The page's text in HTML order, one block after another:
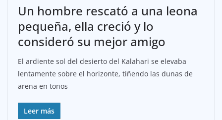
Un hombre rescató a una leona
pequeña, ella creció y lo
consideró su mejor amigo
El ardiente sol del desierto del Kalahari se elevaba
lentamente sobre el horizonte, tiñendo las dunas de
arena en tonos
Leer más